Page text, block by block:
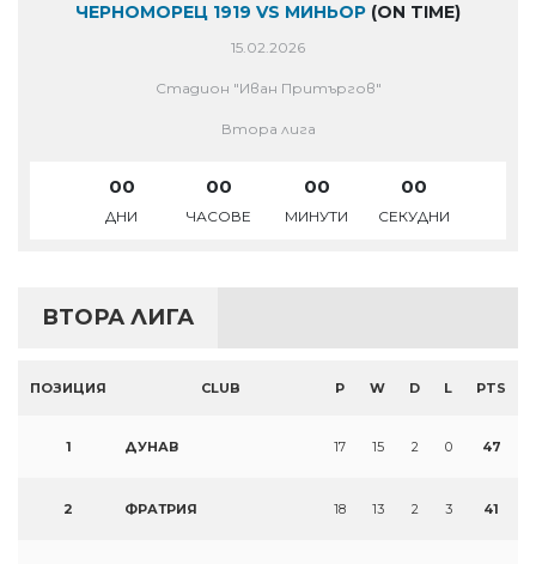
ЧЕРНОМОРЕЦ 1919 VS МИНЬОР (ON TIME)
15.02.2026
Стадион "Иван Притъргов"
Втора лига
00
ДНИ
00
ЧАСОВЕ
00
МИНУТИ
00
СЕКУДНИ
ВТОРА ЛИГА
ПОЗИЦИЯ CLUB P W D L PTS
1 ДУНАВ 17 15 2 0 47
2 ФРАТРИЯ 18 13 2 3 41